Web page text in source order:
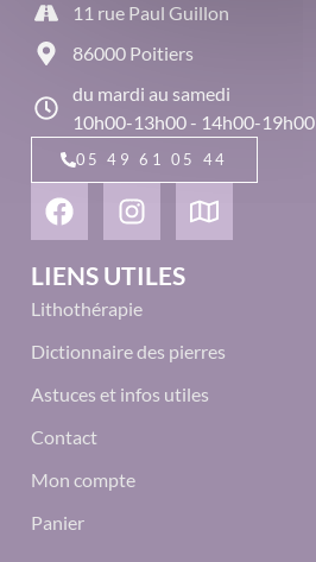
11 rue Paul Guillon
86000 Poitiers
du mardi au samedi
10h00-13h00 - 14h00-19h00
05 49 61 05 44
LIENS UTILES
Lithothérapie
Dictionnaire des pierres
Astuces et infos utiles
Contact
Mon compte
Panier